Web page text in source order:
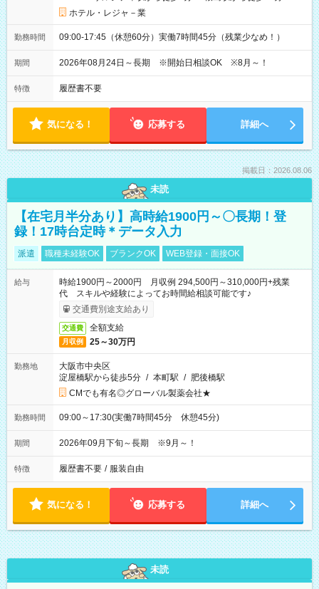
ホテル・レジャ－業
勤務時間 09:00-17:45（休憩60分）実働7時間45分（残業少なめ！）
期間 2026年08月24日～長期 ※開始日相談OK ※8月～！
特徴 履歴書不要
気になる！ 応募する 詳細へ
掲載日：2026.08.06
未読
【在宅月半分あり】高時給1900円～〇長期！登
録！17時台定時＊データ入力
派遣 職種未経験OK ブランクOK WEB登録・面接OK
給与
時給1900円～2000円 月収例 294,500円～310,000円+残業
代 スキルや経験によってお時間給相談可能です♪
交通費別途支給あり
交通費 全額支給
月収例 25～30万円
勤務地
大阪市中央区
淀屋橋駅から徒歩5分 / 本町駅 / 肥後橋駅
CMでも有名◎グローバル製薬会社★
勤務時間 09:00～17:30(実働7時間45分 休憩45分)
期間 2026年09月下旬～長期 ※9月～！
特徴 履歴書不要 / 服装自由
気になる！ 応募する 詳細へ
未読